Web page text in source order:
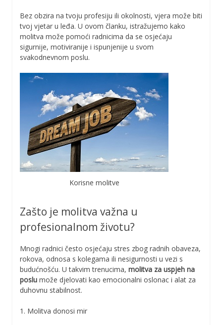
Bez obzira na tvoju profesiju ili okolnosti, vjera može biti
tvoj vjetar u leđa. U ovom članku, istražujemo kako
molitva može pomoći radnicima da se osjećaju
sigurnije, motiviranije i ispunjenije u svom
svakodnevnom poslu.
Korisne molitve
Zašto je molitva važna u
profesionalnom životu?
Mnogi radnici često osjećaju stres zbog radnih obaveza,
rokova, odnosa s kolegama ili nesigurnosti u vezi s
budućnošću. U takvim trenucima, molitva za uspjeh na
poslu može djelovati kao emocionalni oslonac i alat za
duhovnu stabilnost.
1. Molitva donosi mir